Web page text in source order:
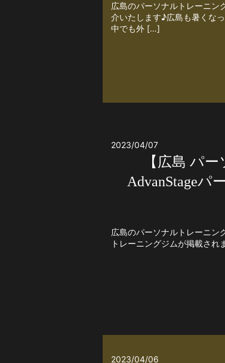
広島のパーソナルトレーニ
介いたします♪広島も暑くな
中でも外 […]
2023/04/07
【広島 パ
AdvanStageパ
広島のパーソナルトレーニ
トレーニングジムが掲載さ
2023/04/06